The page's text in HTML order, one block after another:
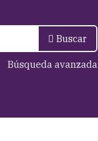
Buscar
Búsqueda avanzada